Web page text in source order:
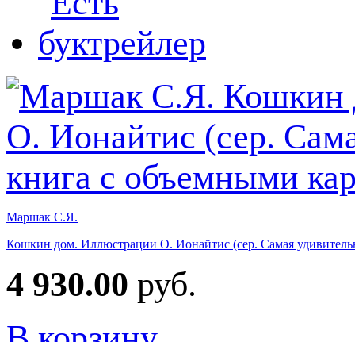
Маршак С.Я.
Кошкин дом. Иллюстрации О. Ионайтис (сер. Самая
4 930.00 руб.